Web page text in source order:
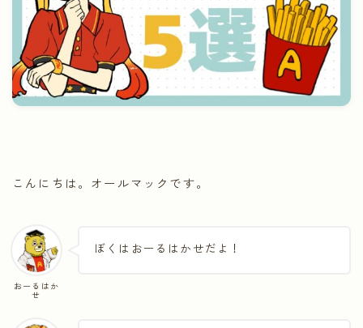
こんにちは。オールマックです。
おーるはか
せ
ぼくはおーるはかせだよ！